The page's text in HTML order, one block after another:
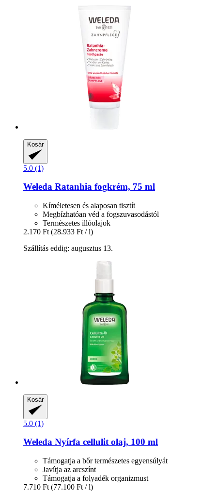
Kosár
5.0 (1)
Weleda Ratanhia fogkrém, 75 ml
Kíméletesen és alaposan tisztít
Megbízhatóan véd a fogszuvasodástól
Természetes illóolajok
2.170 Ft (28.933 Ft / l)
Szállítás eddig: augusztus 13.
Kosár
5.0 (1)
Weleda Nyírfa cellulit olaj, 100 ml
Támogatja a bőr természetes egyensúlyát
Javítja az arcszínt
Támogatja a folyadék organizmust
7.710 Ft (77.100 Ft / l)